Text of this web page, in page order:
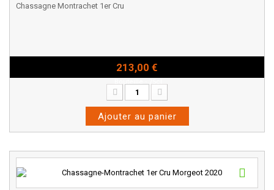
Chassagne Montrachet 1er Cru
213,00 €
Ajouter au panier